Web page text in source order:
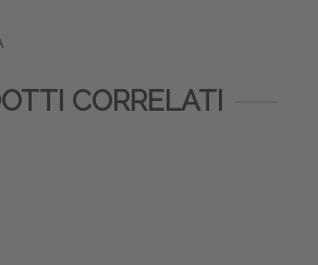
CORRELATI